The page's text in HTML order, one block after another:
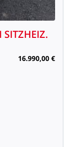
SITZHEIZ.
16.990,00 €